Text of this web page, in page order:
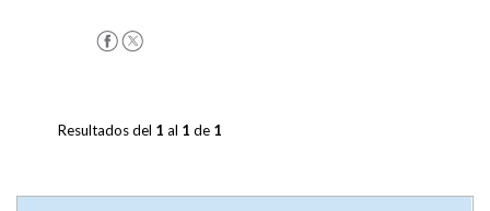
Resultados del 1 al 1de 1